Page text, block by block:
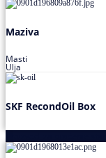
Maziva
Masti
Ulja
SKF RecondOil Box